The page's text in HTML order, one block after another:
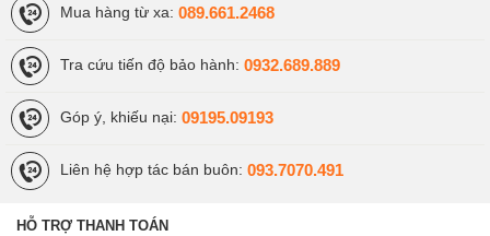
Mua hàng từ xa: 089.661.2468
Tra cứu tiến độ bảo hành: 0932.689.889
Góp ý, khiếu nại: 09195.09193
Liên hệ hợp tác bán buôn: 093.7070.491
HỖ TRỢ THANH TOÁN